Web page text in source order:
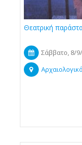
Θεατρική
Σάββατο, 8/